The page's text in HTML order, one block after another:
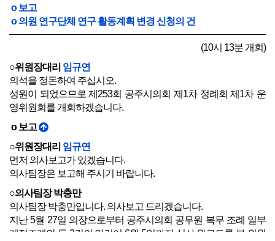
o 보고
o 의원 연구단체 연구 활동계획 변경 신청의 건
(10시 13분 개회)
○위원장대리 임규연
의석을 정돈하여 주십시오.
성원이 되었으므로 제253회 공주시의회 제1차 정례회 제1차 운
영위원회를 개회하겠습니다.
o 보고
○위원장대리 임규연
먼저 의사보고가 있겠습니다.
의사팀장은 보고해 주시기 바랍니다.
○의사팀장 박충만
의사팀장 박충만입니다. 의사보고 드리겠습니다.
지난 5월 27일 의장으로부터 공주시의회 공무원 복무 조례 일부
개정조례안 등 2건의 안건이 6월 5일까지 심사 완료토록 본 위원